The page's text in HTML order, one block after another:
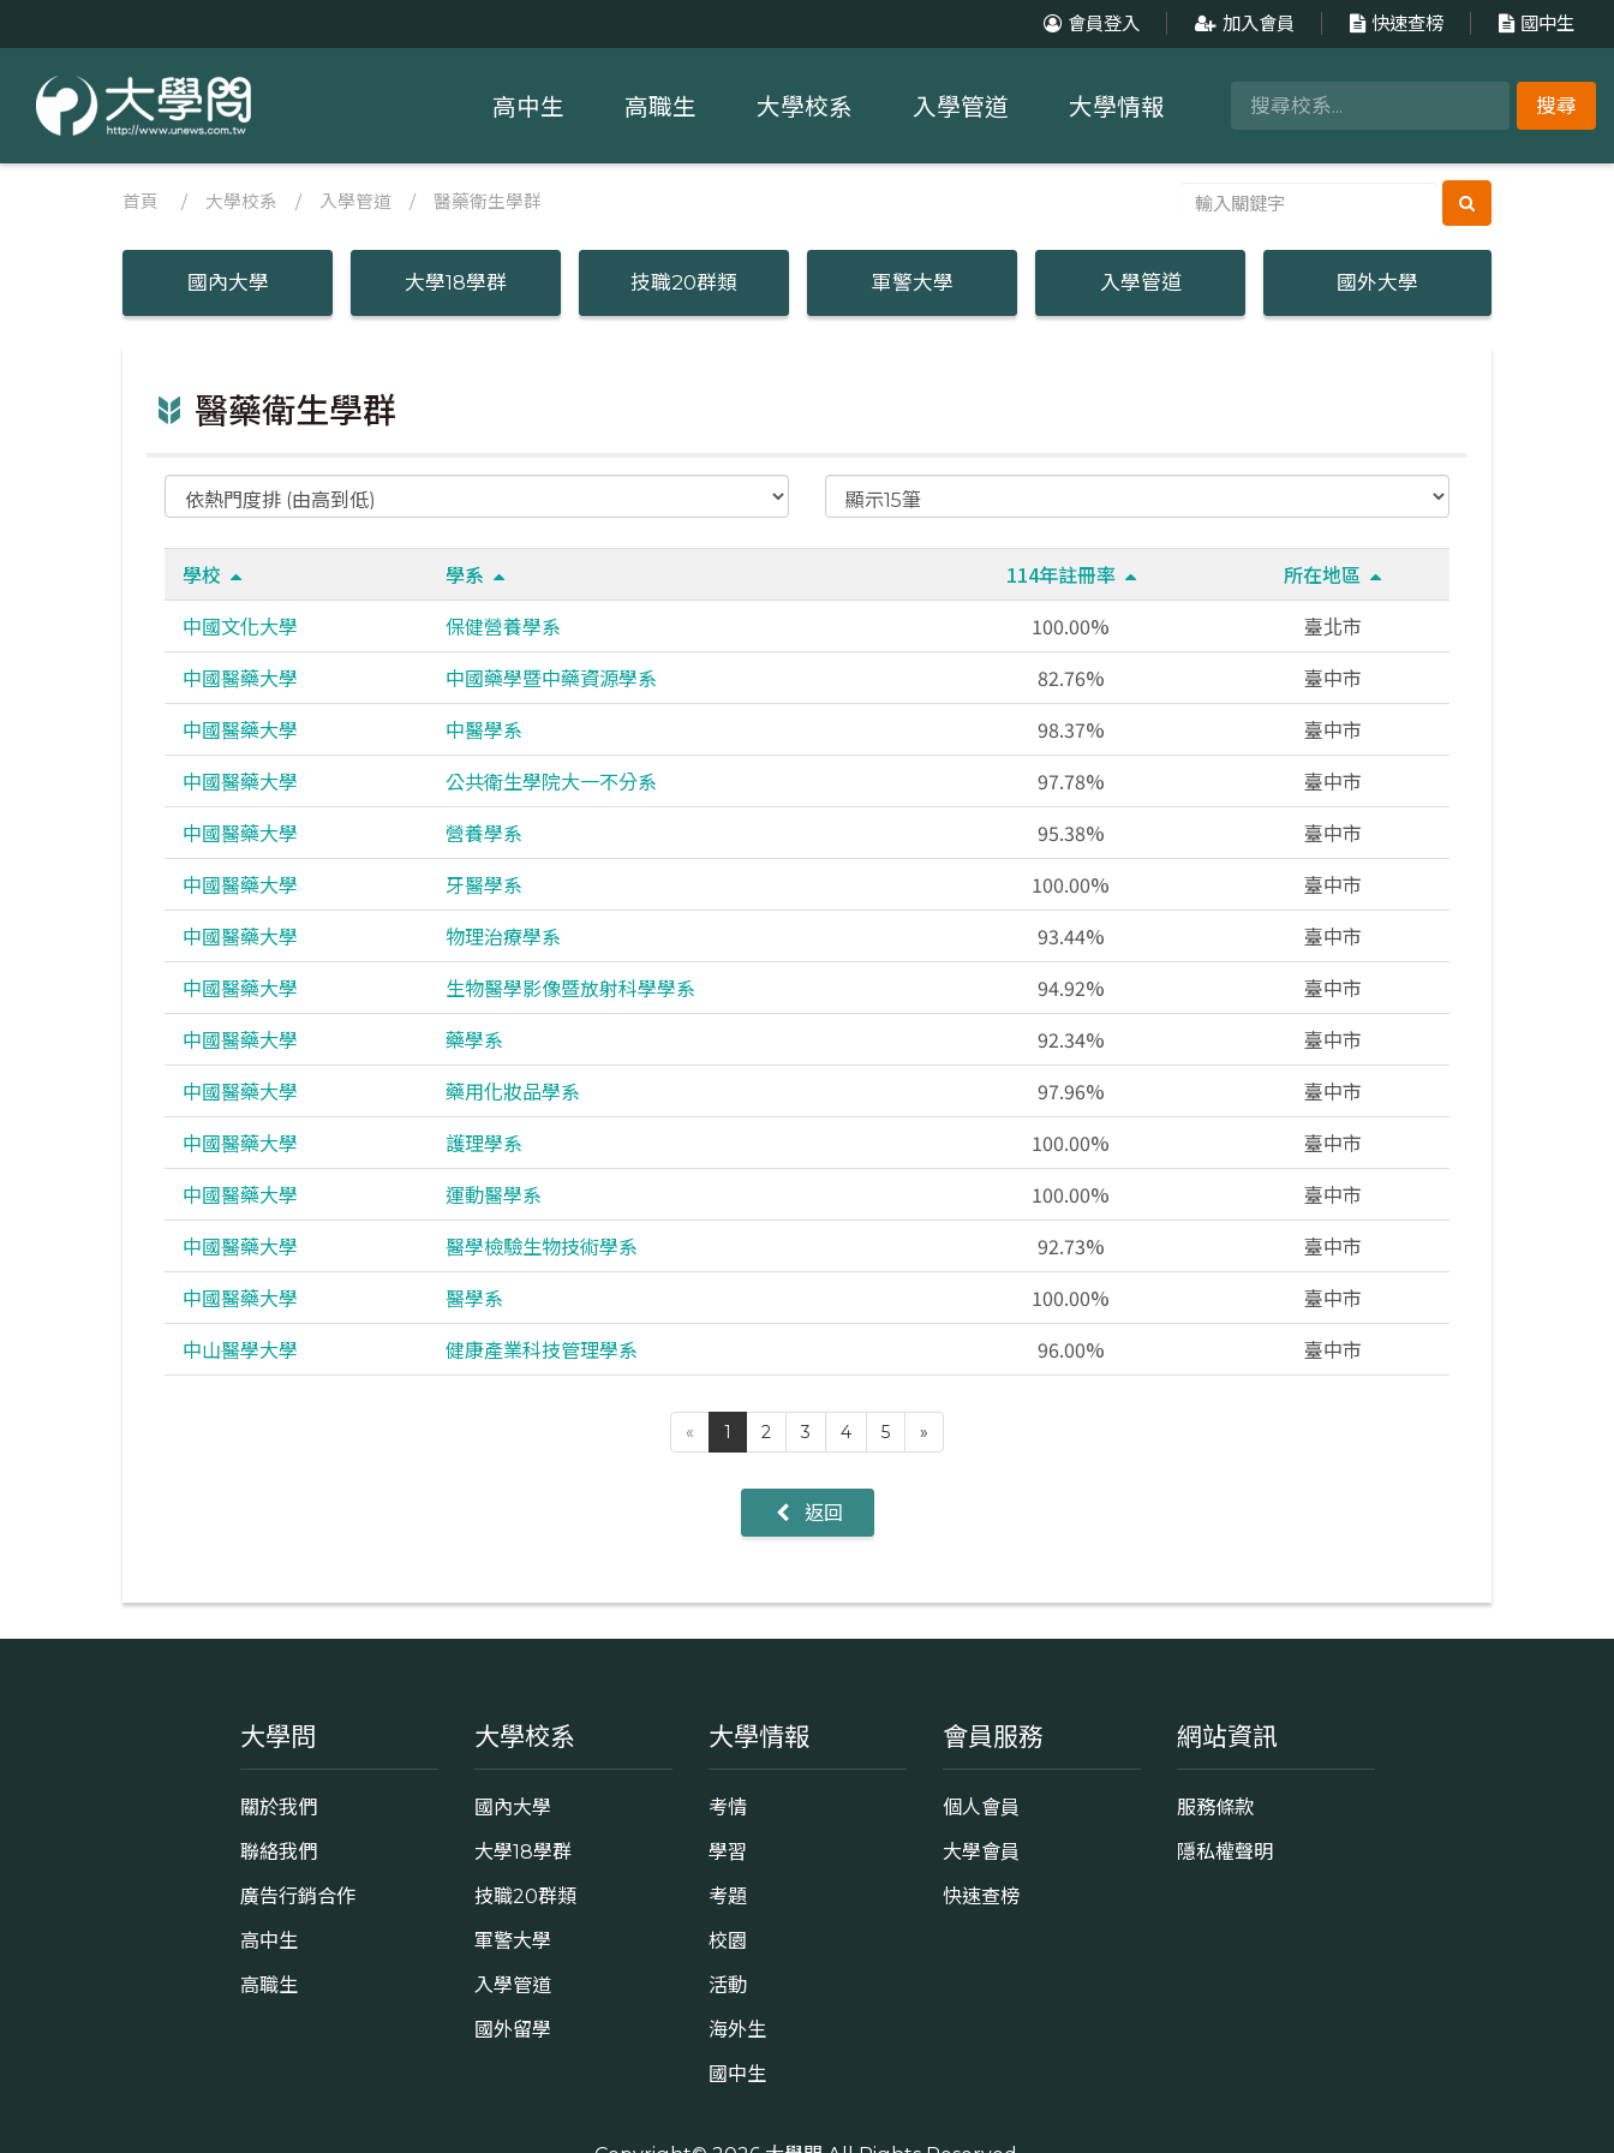
會員登入 加入會員 快速查榜 國中生
搜尋
高中生 高職生 大學校系 入學管道 大學情報
首頁 / 大學校系 / 入學管道 / 醫藥衛生學群
國內大學 大學18學群 技職20群類 軍警大學 入學管道 國外大學
醫藥衛生學群
學校 學系 114年註冊率
所在地區
中國文化大學
保健營養學系 100.00%
臺北市
中國醫藥大學
中國藥學暨中藥資源學系 82.76%
臺中市
中國醫藥大學
中醫學系 98.37%
臺中市
中國醫藥大學
公共衛生學院大一不分系 97.78%
臺中市
中國醫藥大學
營養學系 95.38%
臺中市
中國醫藥大學
牙醫學系 100.00%
臺中市
中國醫藥大學
物理治療學系 93.44%
臺中市
中國醫藥大學
生物醫學影像暨放射科學學系 94.92%
臺中市
中國醫藥大學
藥學系 92.34%
臺中市
中國醫藥大學
藥用化妝品學系 97.96%
臺中市
中國醫藥大學
護理學系 100.00%
臺中市
中國醫藥大學
運動醫學系 100.00%
臺中市
中國醫藥大學
醫學檢驗生物技術學系 92.73%
臺中市
中國醫藥大學
醫學系 100.00%
臺中市
中山醫學大學
健康產業科技管理學系 96.00% 臺中市
« 1 2 3 4 5 »
返回
大學問
關於我們
聯絡我們
廣告行銷合作
高中生
高職生
大學校系
國內大學
大學18學群
技職20群類
軍警大學
入學管道
國外留學
大學情報
考情
學習
考題
校園
活動
海外生
國中生
會員服務
個人會員
大學會員
快速查榜
網站資訊
服務條款
隱私權聲明